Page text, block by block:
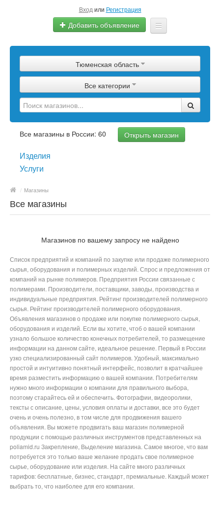
Вход или Регистрация
Добавить объявление
Сырье
Изделия
Оборудование
Услуги
Тюменская область
Все категории
Все магазины в России: 60 Открыть магазин
Изделия
Услуги
/ Магазины
Все магазины
Магазинов по вашему запросу не найдено
Список предприятий и компаний по закупке или продаже полимерного
сырья, оборудования и полимерных изделий. Спрос и предложения от
компаний на рынке полимеров. Предприятия России связанные с
полимерами. Производители, поставщики, заводы, производства и
индивидуальные предприятия. Рейтинг производителей полимерного
сырья. Рейтинг производителей полимерного оборудования.
Объявления магазинов о продаже или покупке полимерного сырья,
оборудования и изделий. Если вы хотите, чтоб о вашей компании
узнало большое количество конечных потребителей, то размещение
информации на данном сайте, идеальное решение. Первый в России
узко специализированный сайт полимеров. Удобный, максимально
простой и интуитивно понятный интерфейс, позволит в кратчайшее
время разместить информацию о вашей компании. Потребителям
нужно много информации о компании для правильного выбора,
поэтому старайтесь ей и обеспечить. Фотографии, видеоролики,
тексты с описание, цены, условия оплаты и доставки, все это будет
очень и очень полезно, в том числе для продвижения вашего
объявления. Вы можете продвигать ваш магазин полимерной
продукции с помощью различных инструментов представленных на
poliamid.ru Закрепление, Выделение магазина. Самое многое, что вам
потребуется это только ваше желание продать свое полимерное
сырье, оборудование или изделия. На сайте много различных
тарифов: бесплатные, бизнес, стандарт, премиальные. Каждый может
выбрать то, что наиболее для его компании.